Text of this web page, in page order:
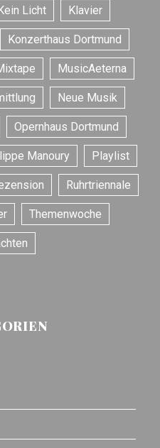
Kein Licht Klavier
Konzerthaus Dortmund
MusicAeterna
Neue Musik
Opernhaus Dortmund
Manoury Playlist
Ruhrtriennale
Themenwoche